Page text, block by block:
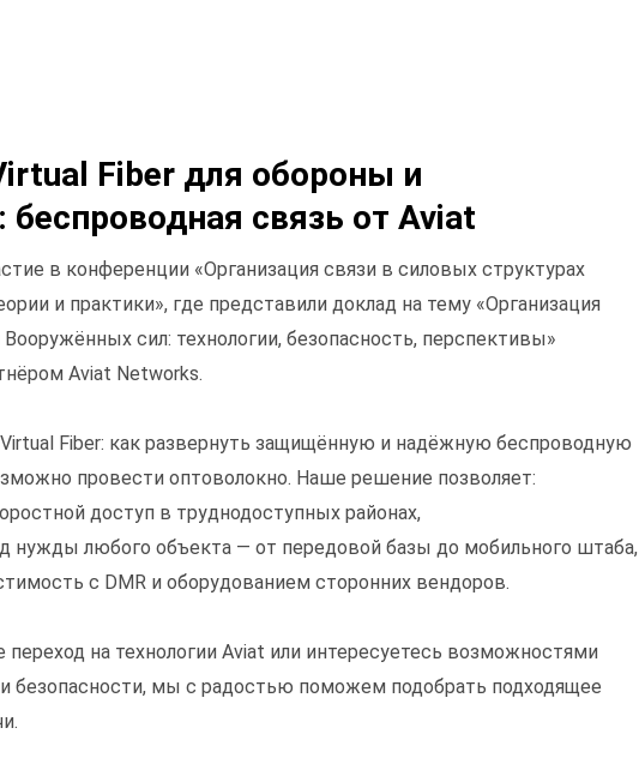
Fiber для обороны и
беспроводная связь от Aviat
в конференции «Организация связи в силовых структурах
и практики», где представили доклад на тему «Организация
сил: технологии, безопасность, перспективы»
Aviat Networks.
Fiber: как развернуть защищённую и надёжную беспроводную
провести оптоволокно. Наше решение позволяет:
доступ в труднодоступных районах,
нужды любого объекта — от передовой базы до мобильного штаба,
с DMR и оборудованием сторонних вендоров.
переход на технологии Aviat или интересуетесь возможностями
безопасности, мы с радостью поможем подобрать подходящее